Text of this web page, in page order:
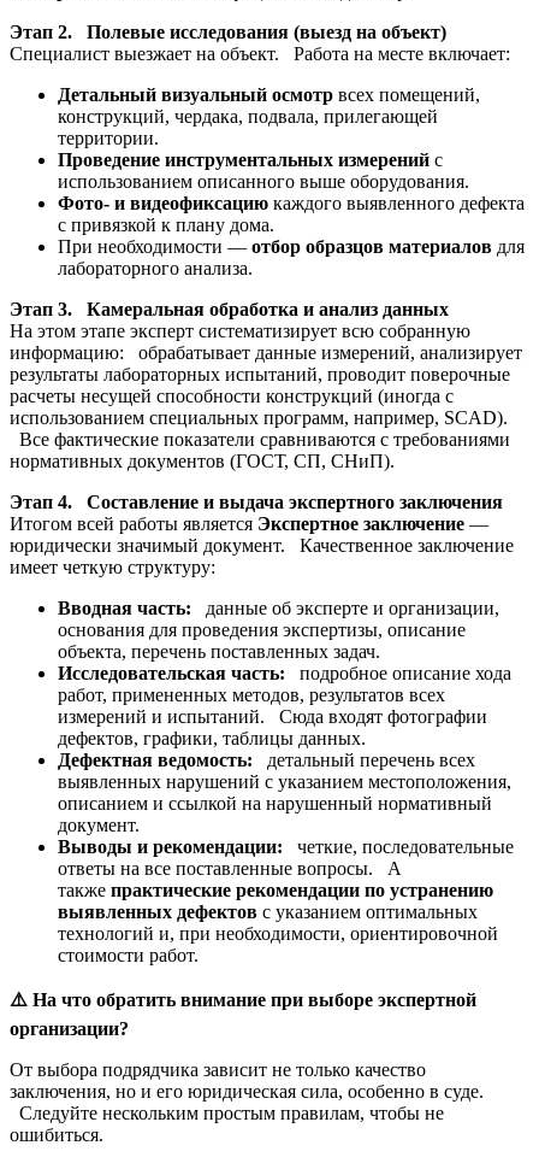
Этап 2. Полевые исследования (выезд на объект)
Специалист выезжает на объект. Работа на месте включает:
Детальный визуальный осмотр всех помещений,
конструкций, чердака, подвала, прилегающей
территории.
Проведение инструментальных измерений с
использованием описанного выше оборудования.
Фото- и видеофиксацию каждого выявленного дефекта
с привязкой к плану дома.
При необходимости — отбор образцов материалов для
лабораторного анализа.
Этап 3. Камеральная обработка и анализ данных
На этом этапе эксперт систематизирует всю собранную
информацию: обрабатывает данные измерений, анализирует
результаты лабораторных испытаний, проводит поверочные
расчеты несущей способности конструкций (иногда с
использованием специальных программ, например, SCAD).
Все фактические показатели сравниваются с требованиями
нормативных документов (ГОСТ, СП, СНиП).
Этап 4. Составление и выдача экспертного заключения
Итогом всей работы является Экспертное заключение —
юридически значимый документ. Качественное заключение
имеет четкую структуру:
Вводная часть:
данные об эксперте и организации,
основания для проведения экспертизы, описание
объекта, перечень поставленных задач.
Исследовательская часть:
подробное описание хода
работ, примененных методов, результатов всех
измерений и испытаний. Сюда входят фотографии
дефектов, графики, таблицы данных.
Дефектная ведомость:
детальный перечень всех
выявленных нарушений с указанием местоположения,
описанием и ссылкой на нарушенный нормативный
документ.
Выводы и рекомендации:
четкие, последовательные
ответы на все поставленные вопросы. А
также практические рекомендации по устранению
выявленных дефектов с указанием оптимальных
технологий и, при необходимости, ориентировочной
стоимости работ.
⚠️ На что обратить внимание при выборе экспертной
организации?
От выбора подрядчика зависит не только качество
заключения, но и его юридическая сила, особенно в суде.
Следуйте нескольким простым правилам, чтобы не
ошибиться.